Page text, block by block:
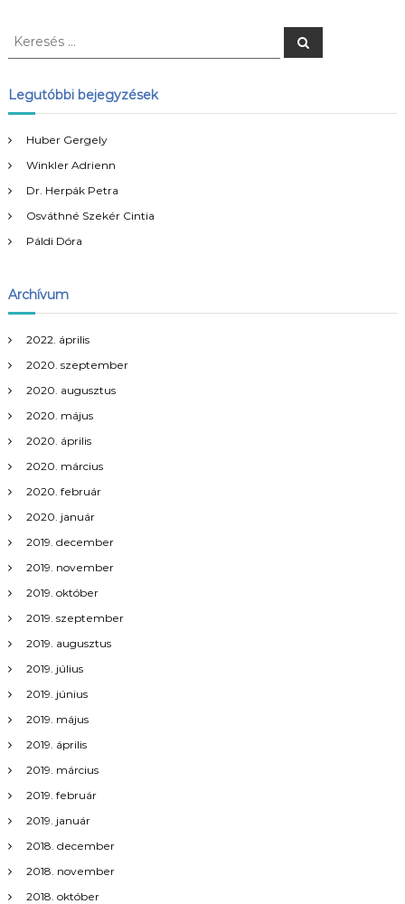
j
e
g
y
z
s
n
a
v
i
g
á
c
i
ó
K
e
s
s
:
K
e
s
Legutóbbi bejegyzések
Huber Gergely
Winkler Adrienn
Dr. Herpák Petra
Osváthné Szekér Cintia
Páldi Dóra
Archívum
2022. április
2020. szeptember
2020. augusztus
2020. május
2020. április
2020. március
2020. február
2020. január
2019. december
2019. november
2019. október
2019. szeptember
2019. augusztus
2019. július
2019. június
2019. május
2019. április
2019. március
2019. február
2019. január
2018. december
2018. november
2018. október